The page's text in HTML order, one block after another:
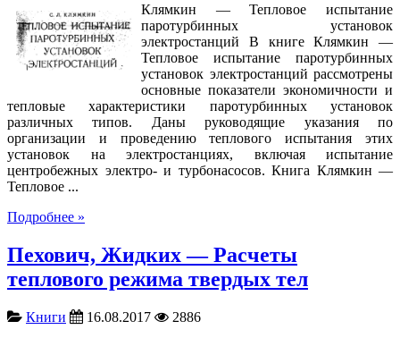
Клямкин — Тепловое испытание
паротурбинных установок
электростанций В книге Клямкин —
Тепловое испытание паротурбинных
установок электростанций рассмотрены
основные показатели экономичности и
тепловые характеристики паротурбинных установок
различных типов. Даны руководящие указания по
организации и проведению теплового испытания этих
установок на электростанциях, включая испытание
центробежных электро- и турбонасосов. Книга Клямкин —
Тепловое ...
Подробнее »
Пехович, Жидких — Расчеты
теплового режима твердых тел
Книги 16.08.2017
2886